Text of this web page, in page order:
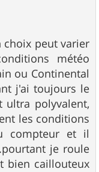
choix peut varier
météo
ou Continental
j'ai toujours le
ultra polyvalent,
les conditions
compteur et il
je roule
bien caillouteux